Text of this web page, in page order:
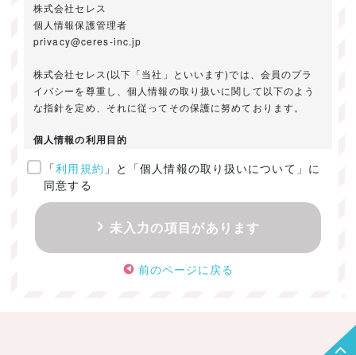
株式会社セレス
個人情報保護管理者
privacy@ceres-inc.jp
株式会社セレス(以下「当社」といいます)では、会員のプラ
イバシーを尊重し、個人情報の取り扱いに関して以下のよう
な指針を定め、それに従ってその保護に努めております。
個人情報の利用目的
ご提供いただきました個人情報は、以下のためにのみ利用い
たします。
・お問い合わせに対する回答及び資料送付のご連絡
・当社のお客様向けサービスの提供
・本人確認
・サービスの開発・改善のための分析
「利用規約 」と「個人情報の取り扱いについて」に
同意する
未入力の項目があります
前のページに戻る